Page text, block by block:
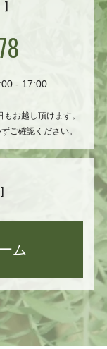
- 17:00
お越し頂けます。
ご確認ください。
ム